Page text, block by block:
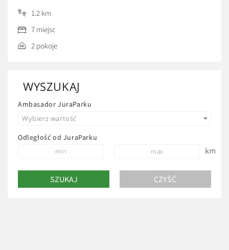
1.2 km
7 miejsc
2 pokoje
WYSZUKAJ
Ambasador JuraParku
Wybierz wartość
Odległość od JuraParku
km